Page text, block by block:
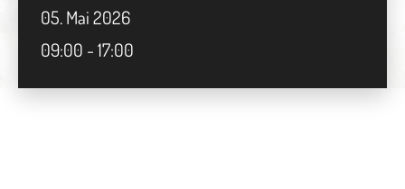
05.Mai2026
09:00 - 17:00